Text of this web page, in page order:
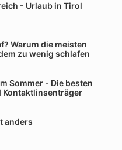
- Urlaub in Tirol
Warum die meisten
zu wenig schlafen
Sommer - Die besten
anders